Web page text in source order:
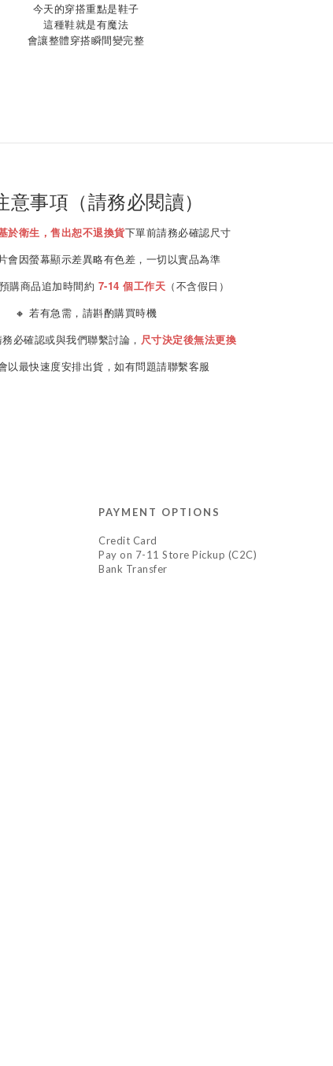
今天的穿搭重點是鞋子
這種鞋就是有魔法
會讓整體穿搭瞬間變完整
意事項（請務必閱讀）
於衛生，售出恕不退換貨下單前請務必確認尺寸
會因螢幕顯示差異略有色差，一切以實品為準
購商品追加時間約 7-14 個工作天 （不含假日）
🔸 若有急需，請斟酌購買時機
必確認或與我們聯繫討論， 尺寸決定後無法更換
以最快速度安排出貨，如有問題請聯繫客服
PAYMENT OPTIONS
Credit Card
Pay on 7-11 Store Pickup (C2C)
Bank Transfer